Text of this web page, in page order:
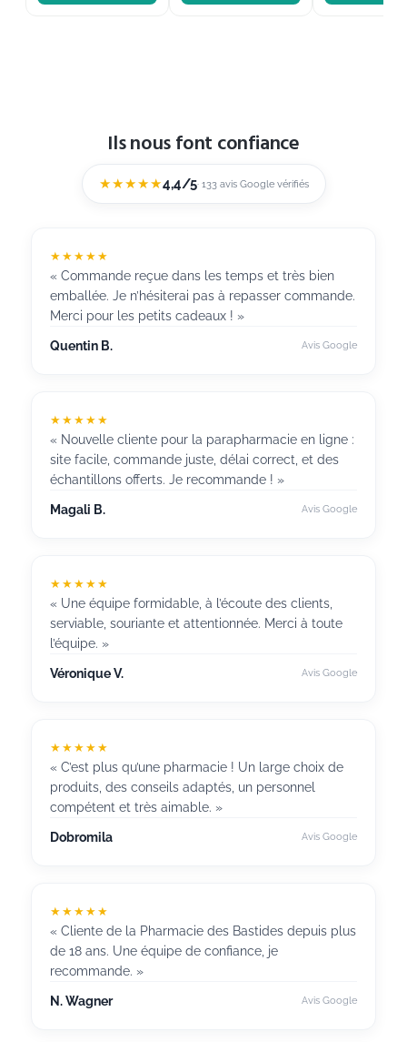
Ils nous font confiance
★★★★★4,4/5· 133 avis Google vérifiés
★★★★★
« Commande reçue dans les temps et très bien
emballée. Je n’hésiterai pas à repasser commande.
Merci pour les petits cadeaux ! »
Quentin B. Avis Google
★★★★★
« Nouvelle cliente pour la parapharmacie en ligne :
site facile, commande juste, délai correct, et des
échantillons offerts. Je recommande ! »
Magali B. Avis Google
★★★★★
« Une équipe formidable, à l’écoute des clients,
serviable, souriante et attentionnée. Merci à toute
l’équipe. »
Véronique V. Avis Google
★★★★★
« C’est plus qu’une pharmacie ! Un large choix de
produits, des conseils adaptés, un personnel
compétent et très aimable. »
Dobromila Avis Google
★★★★★
« Cliente de la Pharmacie des Bastides depuis plus
de 18 ans. Une équipe de confiance, je
recommande. »
N. Wagner Avis Google